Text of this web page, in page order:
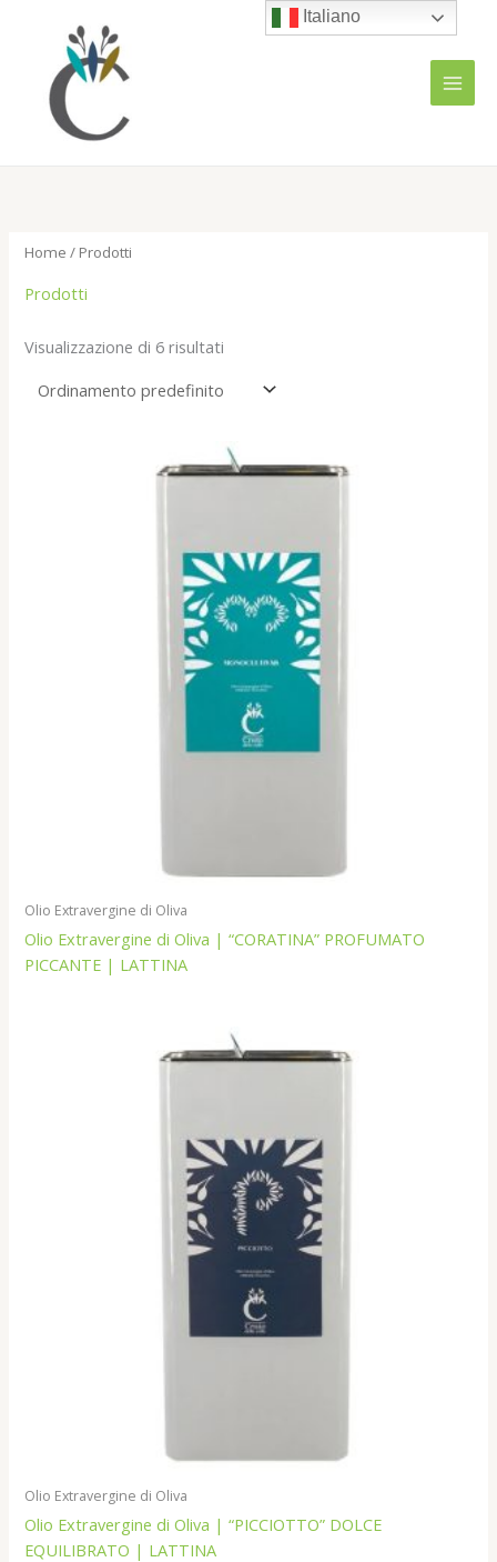
contenuto
Home / Prodotti
Prodotti
Visualizzazione di 6 risultati
Olio Extravergine di Oliva
Olio Extravergine di Oliva | “CORATINA” PROFUMATO
PICCANTE | LATTINA
Olio Extravergine di Oliva
Olio Extravergine di Oliva | “PICCIOTTO” DOLCE
EQUILIBRATO | LATTINA
Italiano